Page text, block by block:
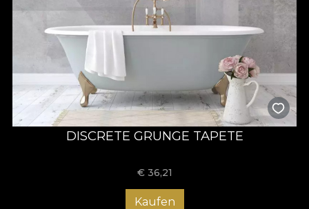
DISCRETE GRUNGE TAPETE
€ 36,21
Kaufen